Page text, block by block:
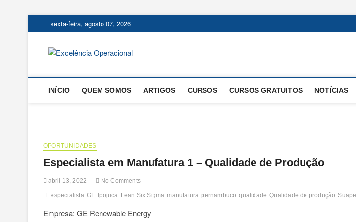
to
sexta-feira, agosto 07, 2026
INÍCIO QUEM SOMOS ARTIGOS CURSOS CURSOS GRATUITOS NOTÍCIAS
OPORTUNIDADES
Especialista em Manufatura 1 – Qualidade de Produção
abril 13, 2022 No Comments
especialista GE Ipojuca Lean Six Sigma manufatura pernambuco qualidade Qualidade de produção Suape
Empresa: GE Renewable Energy